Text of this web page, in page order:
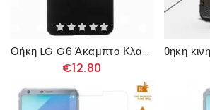
Θήκη LG G6 Άκαμπτο Κλασικό
€12.80